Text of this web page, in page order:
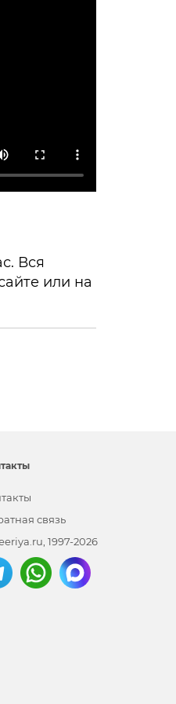
Вся
или на
связь
1997-2026